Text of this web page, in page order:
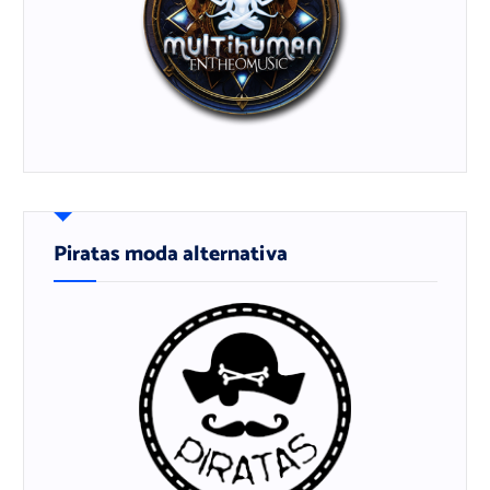
Piratas moda alternativa